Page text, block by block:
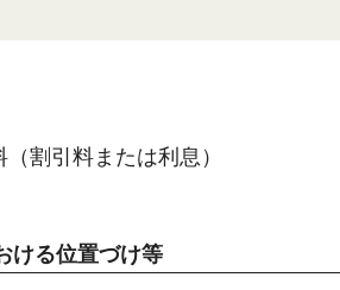
割引料または利息）
ける位置づけ等